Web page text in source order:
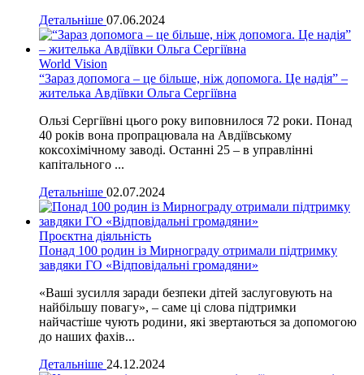
Детальніше 07.06.2024
World Vision
“Зараз допомога – це більше, ніж допомога. Це надія” –
жителька Авдіївки Ольга Сергіївна
Ользі Сергіївні цього року виповнилося 72 роки. Понад
40 років вона пропрацювала на Авдіївському
коксохімічному заводі. Останні 25 – в управлінні
капітального ...
Детальніше 02.07.2024
Проєктна діяльність
Понад 100 родин із Мирнограду отримали підтримку
завдяки ГО «Відповідальні громадяни»
«Ваші зусилля заради безпеки дітей заслуговують на
найбільшу повагу», – саме ці слова підтримки
найчастіше чують родини, які звертаються за допомогою
до наших фахів...
Детальніше 24.12.2024